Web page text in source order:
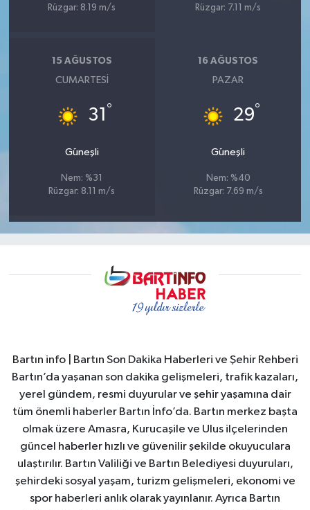
Rüzgar: 8.19 m/s
Rüzgar: 7.11 m/s
15 AĞUSTOS
CUMARTESI
31 °
Güneşli
Nem: %31
Rüzgar: 8.11 m/s
16 AĞUSTOS
PAZAR
29°
Güneşli
Nem: %40
Rüzgar: 7.69 m/s
Bartın info | Bartın Son Dakika Haberleri ve Şehir Rehberi
Bartın’da yaşanan son dakika gelişmeleri, trafik kazaları,
yerel gündem, resmi duyurular ve şehir yaşamına dair
tüm önemli haberler Bartın İnfo’da. Bartın merkez başta
olmak üzere Amasra, Kurucaşile ve Ulus ilçelerinden
güncel haberler hızlı ve güvenilir şekilde okuyuculara
ulaştırılır. Bartın Valiliği ve Bartın Belediyesi duyuruları,
şehirdeki sosyal yaşam, turizm gelişmeleri, ekonomi ve
spor haberleri anlık olarak yayınlanır. Ayrıca Bartın